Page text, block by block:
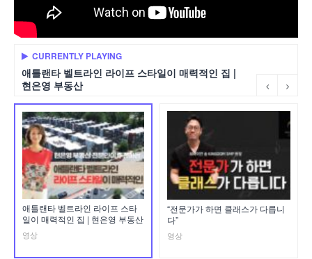
CURRENTLY PLAYING
애틀랜타 벨트라인 라이프 스타일이 매력적인 집 |
현은영 부동산
애틀랜타 벨트라인 라이프 스타
일이 매력적인 집 | 현은영 부동산
영상
“전문가가 하면 클래스가 다릅니
다”
영상